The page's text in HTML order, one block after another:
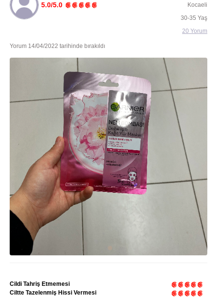
5.0/5.0
Yorum 14/04/2022 tarihinde bırakıldı
Kocaeli
30-35 Yaş
20 Yorum
Cildi Tahriş Etmemesi
Ciltte Tazelenmiş Hissi Vermesi